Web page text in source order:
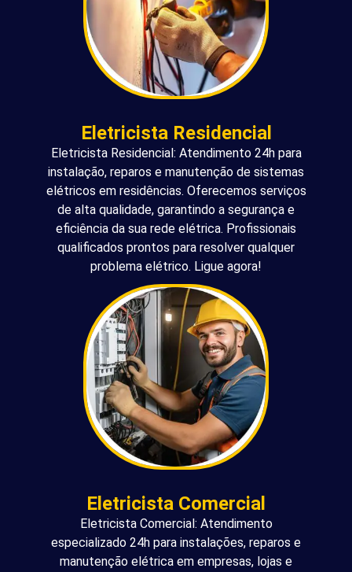
Eletricista Residencial
Eletricista Residencial: Atendimento 24h para
instalação, reparos e manutenção de sistemas
elétricos em residências. Oferecemos serviços
de alta qualidade, garantindo a segurança e
eficiência da sua rede elétrica. Profissionais
qualificados prontos para resolver qualquer
problema elétrico. Ligue agora!
Eletricista Comercial
Eletricista Comercial: Atendimento
especializado 24h para instalações, reparos e
manutenção elétrica em empresas, lojas e